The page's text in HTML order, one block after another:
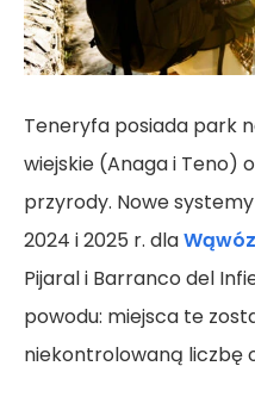
Teneryfa posiada park
wiejskie (Anaga i Teno)
przyrody. Nowe
2024 i 2025 r. dla
Pijaral i Barranco del
powodu: miejsca te
niekontrolowaną liczbę